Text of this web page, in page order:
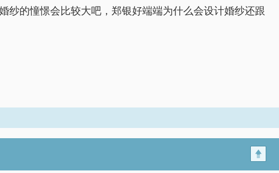
纱的憧憬会比较大吧，郑银好端端为什么会设计婚纱还跟